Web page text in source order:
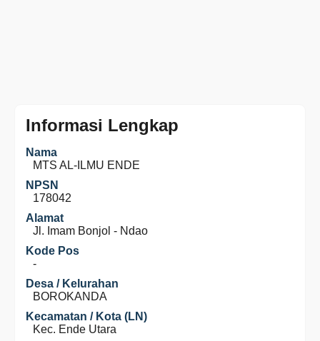
Informasi Lengkap
Nama
MTS AL-ILMU ENDE
NPSN
178042
Alamat
Jl. Imam Bonjol - Ndao
Kode Pos
-
Desa / Kelurahan
BOROKANDA
Kecamatan / Kota (LN)
Kec. Ende Utara